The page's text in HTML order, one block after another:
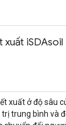
xuất iSDAsoil
xuất ở độ sâu
trung bình và